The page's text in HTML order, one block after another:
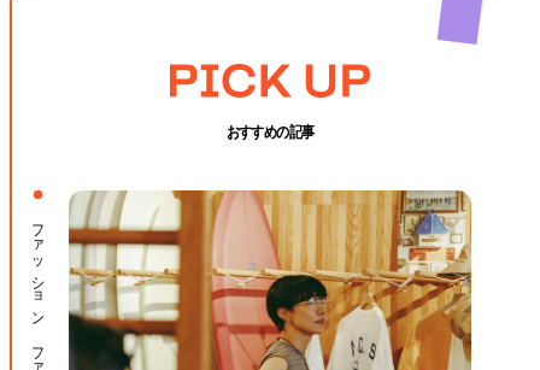
おすすめの記事